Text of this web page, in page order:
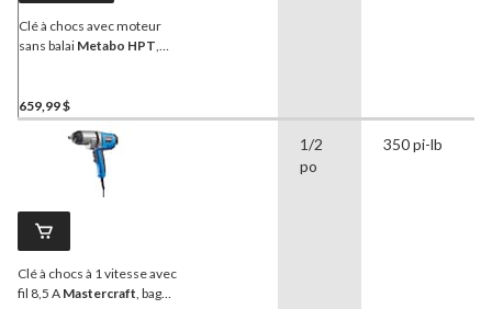
Clé à chocs avec moteur
sans balai Metabo HPT
659,99 $
Clé à chocs à 1 vitesse avec
fil 8,5 A Mastercraft , bague
1/2
po
350 pi-lb